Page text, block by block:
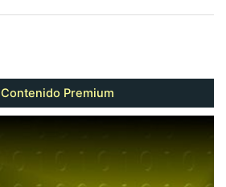
Contenido Premium